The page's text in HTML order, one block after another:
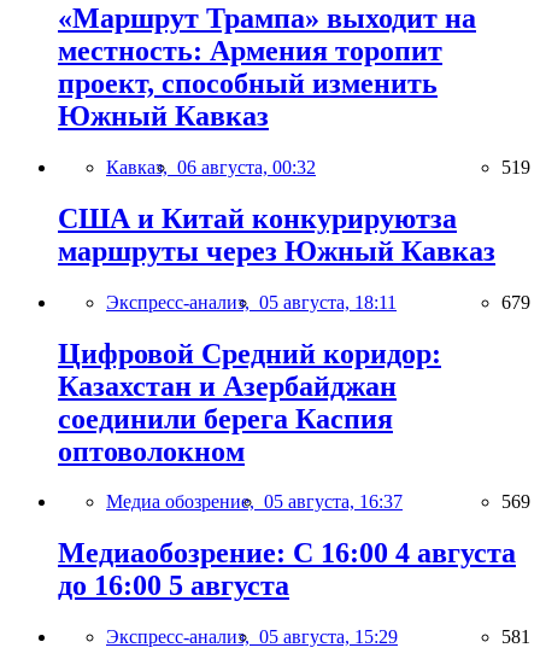
«Маршрут Трампа» выходит на
местность: Армения торопит
проект, способный изменить
Южный Кавказ
Кавказ, 06 августа, 00:32 519
США и Китай конкурируютза
маршруты через Южный Кавказ
Экспресс-анализ, 05 августа, 18:11 679
Цифровой Средний коридор:
Казахстан и Азербайджан
соединили берега Каспия
оптоволокном
Медиа обозрение, 05 августа, 16:37 569
Медиаобозрение: С 16:00 4 августа
до 16:00 5 августа
Экспресс-анализ, 05 августа, 15:29 581